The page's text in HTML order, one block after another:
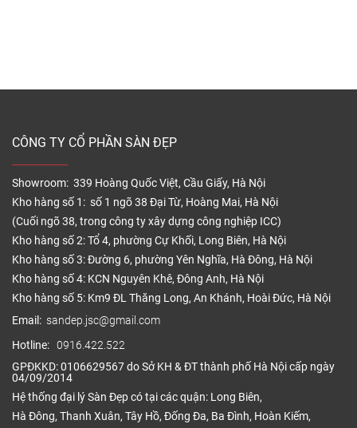
CÔNG TY CỔ PHẦN SÀN ĐẸP
Showroom: 339 Hoàng Quốc Việt, Cầu Giấy, Hà Nội
Kho hàng số 1: số 1 ngõ 38 Đại Từ, Hoàng Mai, Hà Nội
(Cuối ngõ 38, trong công ty xây dựng công nghiệp ICC)
Kho hàng số 2: Tổ 4, phường Cự Khối, Long Biên, Hà Nội
Kho hàng số 3: Đường 6, phường Yên Nghĩa, Hà Đông, Hà Nội
Kho hàng số 4: KCN Nguyên Khê, Đông Anh, Hà Nội
Kho hàng số 5: Km9 ĐL Thăng Long, An Khánh, Hoài Đức, Hà Nội
Email: sandep.jsc@gmail.com
Hotline: 0916.422.522
GPĐKKD: 0106629567 do Sở KH & ĐT thành phố Hà Nội cấp ngày
04/09/2014
Hệ thống đại lý Sàn Đẹp có tại các quận: Long Biên,
Hà Đông, Thanh Xuân, Tây Hồ, Đống Đa, Ba Đình, Hoàn Kiếm,